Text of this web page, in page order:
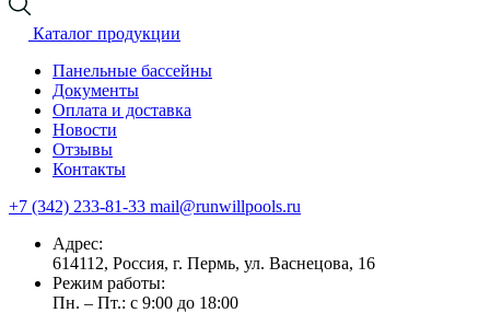
Каталог продукции
Панельные бассейны
Документы
Оплата и доставка
Новости
Отзывы
Контакты
+7 (342) 233-81-33 mail@runwillpools.ru
Адрес:
614112, Россия, г. Пермь, ул. Васнецова, 16
Режим работы:
Пн. – Пт.: с 9:00 до 18:00